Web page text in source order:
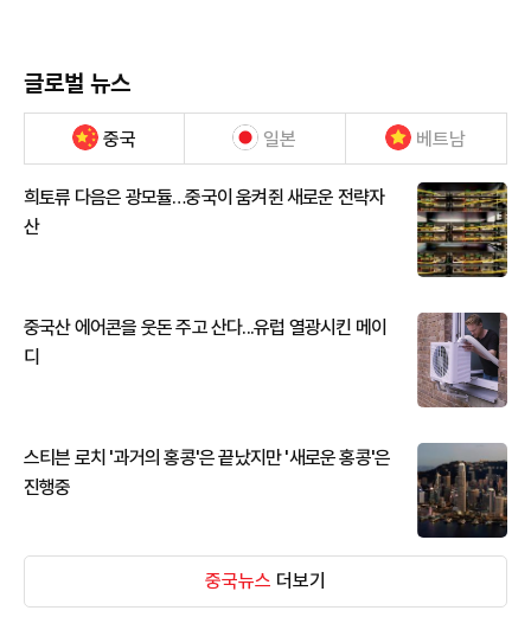
글로벌 뉴스
중국 일본 베트남
희토류 다음은 광모듈…중국이 움켜쥔 새로운 전략자
산
중국산 에어콘을 웃돈 주고 산다...유럽 열광시킨 메이
디
스티븐 로치 '과거의 홍콩'은 끝났지만 '새로운 홍콩'은
진행중
중국뉴스 더보기